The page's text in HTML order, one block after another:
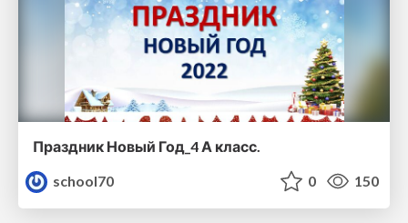
Праздник Новый Год_4 А класс.
school70
0 150